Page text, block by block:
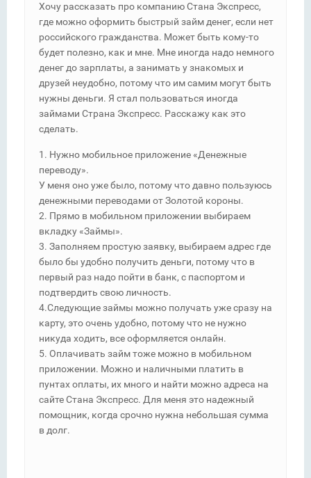
Хочу рассказать про компанию Стана Экспресс,
где можно оформить быстрый займ денег, если нет
российского гражданства. Может быть кому-то
будет полезно, как и мне. Мне иногда надо немного
денег до зарплаты, а занимать у знакомых и
друзей неудобно, потому что им самим могут быть
нужны деньги. Я стал пользоваться иногда
займами Страна Экспресс. Расскажу как это
сделать.
1. Нужно мобильное приложение «Денежные
переводу».
У меня оно уже было, потому что давно пользуюсь
денежными переводами от Золотой короны.
2. Прямо в мобильном приложении выбираем
вкладку «Займы».
3. Заполняем простую заявку, выбираем адрес где
было бы удобно получить деньги, потому что в
первый раз надо пойти в банк, с паспортом и
подтвердить свою личность.
4.Следующие займы можно получать уже сразу на
карту, это очень удобно, потому что не нужно
никуда ходить, все оформляется онлайн.
5. Оплачивать займ тоже можно в мобильном
приложении. Можно и наличными платить в
пунтах оплаты, их много и найти можно адреса на
сайте Стана Экспресс. Для меня это надежный
помощник, когда срочно нужна небольшая сумма
в долг.